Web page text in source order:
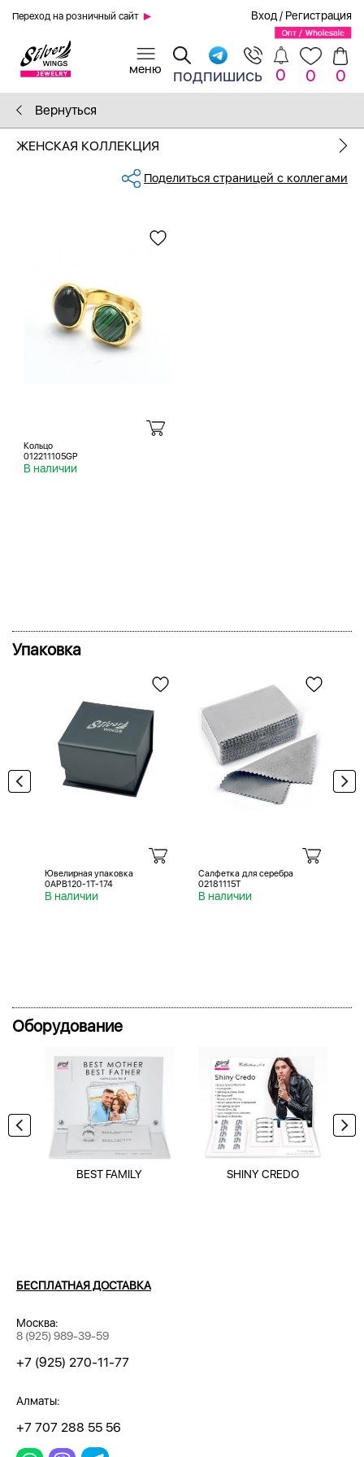
Переход на розничный сайт Вход / Регистрация
подпишись 0 0 0
Вернуться
ЖЕНСКАЯ КОЛЛЕКЦИЯ
Поделиться страницей с коллегами
Кольцо
012211105GP
В наличии
Упаковка
Ювелирная упаковка
0APB120-1T-174
В наличии
Салфетка для серебра
02181115T
В наличии
Оборудование
BEST FAMILY SHINY CREDO
БЕСПЛАТНАЯ ДОСТАВКА
Москва:
8 (925) 989-39-59
+7 (925) 270-11-77
Алматы:
+7 707 288 55 56